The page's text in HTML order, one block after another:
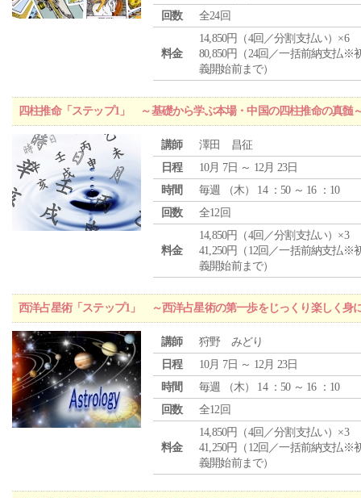
回数
全24回
料金
14,850円（4回／分割支払い）×6
80,850円（24回／一括前納支払※
義開始前まで）
四柱推命「ステップ1」 ～基礎から学ぶ本場・中国の四柱推命の真髄
講師
澤田 昌征
日程
10月 7日 ～ 12月 23日
時間
毎週 （木） 14 ：50 ～ 16 ：10
回数
全12回
料金
14,850円（4回／分割支払い）×3
41,250円（12回／一括前納支払※
義開始前まで）
西洋占星術「ステップ1」 ～西洋占星術の第一歩をじっくり楽しく身
講師
狩野 みどり
日程
10月 7日 ～ 12月 23日
時間
毎週 （木） 14 ：50 ～ 16 ：10
回数
全12回
料金
14,850円（4回／分割支払い）×3
41,250円（12回／一括前納支払※
義開始前まで）